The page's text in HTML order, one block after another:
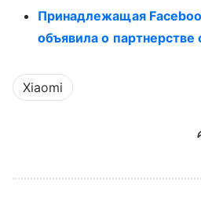
Принадлежащая
объявила о партнерстве
Xiaomi